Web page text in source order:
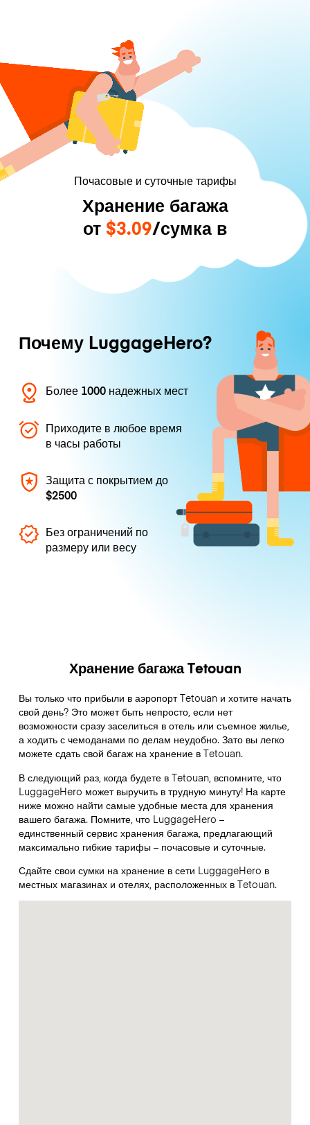
Почасовые и суточные тарифы
Хранение багажа
от $3.09/сумка в
Почему LuggageHero?
Более 1000 надежных мест
Приходите в любое время
в часы работы
Защита с покрытием до
$2500
Без ограничений по
размеру или весу
Хранение багажа Tetouan
Вы только что прибыли в аэропорт Tetouan и хотите начать
свой день? Это может быть непросто, если нет
возможности сразу заселиться в отель или съемное жилье,
а ходить с чемоданами по делам неудобно. Зато вы легко
можете сдать свой багаж на хранение в Tetouan.
В следующий раз, когда будете в Tetouan, вспомните, что
LuggageHero может выручить в трудную минуту! На карте
ниже можно найти самые удобные места для хранения
вашего багажа. Помните, что LuggageHero –
единственный сервис хранения багажа, предлагающий
максимально гибкие тарифы – почасовые и суточные.
Сдайте свои сумки на хранение в сети LuggageHero в
местных магазинах и отелях, расположенных в Tetouan.